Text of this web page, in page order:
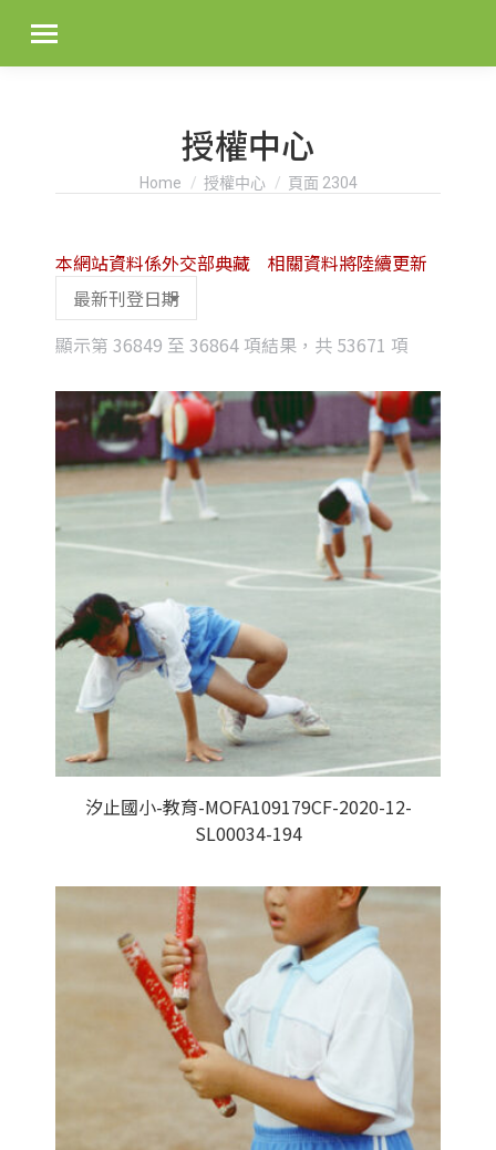
授權中心
You are here:
Home 授權中心 頁面 2304
顯示第 36849 至 36864 項結果，共 53671 項
latest
本網站資料係外交部典藏 相關資料將陸續更新
汐止國小-教育-MOFA109179CF-2020-12-
SL00034-194